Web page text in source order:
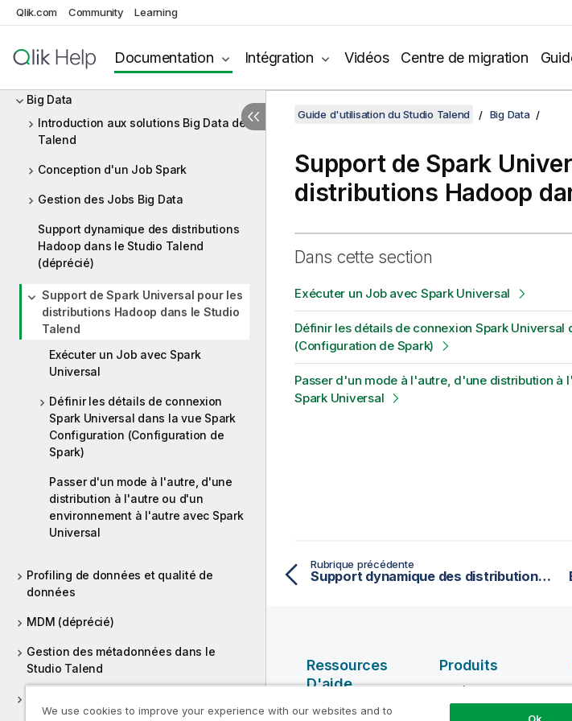
Qlik.com Community Learning
Documentation Intégration Vidéos Centre de migration
Travailler avec les projets
Intégration de données et services de
données
Big Data
Introduction aux solutions Big Data de
Talend
Conception d'un Job Spark
Gestion des Jobs Big Data
Support dynamique des distributions
Hadoop dans le Studio Talend
(déprécié)
Support de Spark Universal pour les
distributions Hadoop dans le Studio
Talend
Exécuter un Job avec Spark
Universal
Définir les détails de connexion
Spark Universal dans la vue Spark
Configuration (Configuration de
Spark)
Passer d'un mode à l'autre, d'une
distribution à l'autre ou d'un
environnement à l'autre avec Spark
Universal
Profiling de données et qualité de
données
MDM (déprécié)
Gestion des métadonnées dans le
Studio Talend
Guide d'utilisation du Studio Talend Big Data
Support de Spark
distributions Hadoop
Dans cette section
Exécuter un Job avec Spark Universal
Définir les détails de connexion Spark Universal
(Configuration de Spark)
Passer d'un mode à l'autre, d'une distribution
Spark Universal
Rubrique précédente
Support dynamique des distributions Hadoop dans le Studio Talend (déprécié)
Ressources
D'aide
Vidéos Qlik Help
Produits
QUALITÉ DE
We use cookies to improve your experience with our websites and to